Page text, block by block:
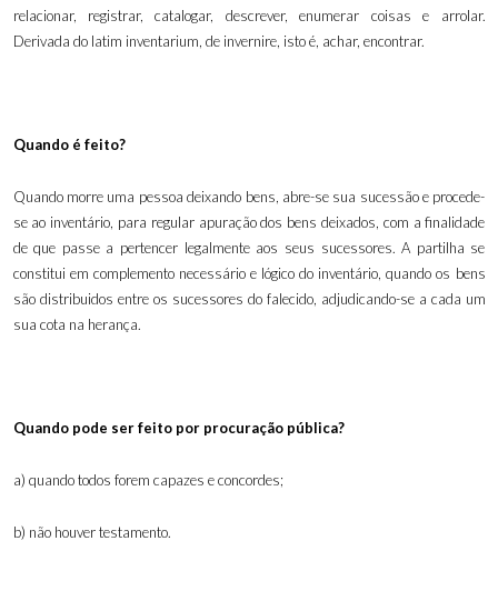
relacionar, registrar, catalogar, descrever, enumerar coisas e arrolar.
Derivada do latim inventarium, de invernire, isto é, achar, encontrar.
Quando é feito?
Quando morre uma pessoa deixando bens, abre-se sua sucessão e procede-
se ao inventário, para regular apuração dos bens deixados, com a finalidade
de que passe a pertencer legalmente aos seus sucessores. A partilha se
constitui em complemento necessário e lógico do inventário, quando os bens
são distribuidos entre os sucessores do falecido, adjudicando-se a cada um
sua cota na herança.
Quando pode ser feito por procuração pública?
a) quando todos forem capazes e concordes;
b) não houver testamento.